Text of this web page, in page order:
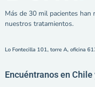
Más de 30 mil pacientes han
nuestros tratamientos.
Lo Fontecilla 101, torre A, oficina
Encuéntranos en Chile